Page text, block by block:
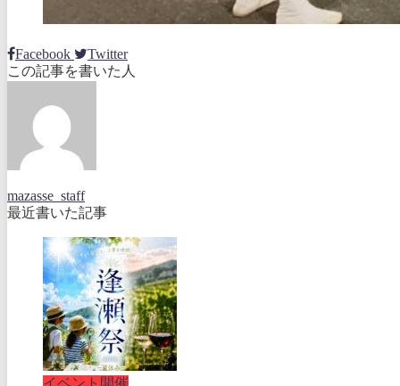
Facebook
Twitter
この記事を書いた人
mazasse_staff
最近書いた記事
イベント開催